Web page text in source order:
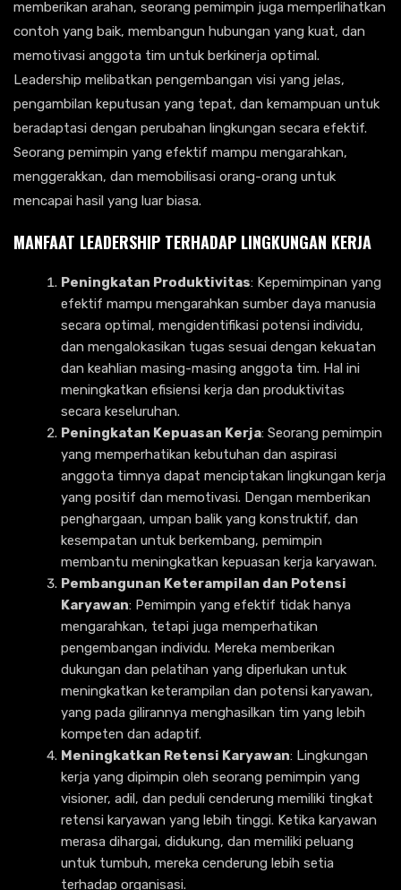
memberikan arahan, seorang pemimpin juga memperlihatkan
contoh yang baik, membangun hubungan yang kuat, dan
memotivasi anggota tim untuk berkinerja optimal.
Leadership melibatkan pengembangan visi yang jelas,
pengambilan keputusan yang tepat, dan kemampuan untuk
beradaptasi dengan perubahan lingkungan secara efektif.
Seorang pemimpin yang efektif mampu mengarahkan,
menggerakkan, dan memobilisasi orang-orang untuk
mencapai hasil yang luar biasa.
MANFAAT LEADERSHIP TERHADAP LINGKUNGAN KERJA
Peningkatan Produktivitas: Kepemimpinan yang
efektif mampu mengarahkan sumber daya manusia
secara optimal, mengidentifikasi potensi individu,
dan mengalokasikan tugas sesuai dengan kekuatan
dan keahlian masing-masing anggota tim. Hal ini
meningkatkan efisiensi kerja dan produktivitas
secara keseluruhan.
Peningkatan Kepuasan Kerja: Seorang pemimpin
yang memperhatikan kebutuhan dan aspirasi
anggota timnya dapat menciptakan lingkungan kerja
yang positif dan memotivasi. Dengan memberikan
penghargaan, umpan balik yang konstruktif, dan
kesempatan untuk berkembang, pemimpin
membantu meningkatkan kepuasan kerja karyawan.
Pembangunan Keterampilan dan Potensi
Karyawan: Pemimpin yang efektif tidak hanya
mengarahkan, tetapi juga memperhatikan
pengembangan individu. Mereka memberikan
dukungan dan pelatihan yang diperlukan untuk
meningkatkan keterampilan dan potensi karyawan,
yang pada gilirannya menghasilkan tim yang lebih
kompeten dan adaptif.
Meningkatkan Retensi Karyawan: Lingkungan
kerja yang dipimpin oleh seorang pemimpin yang
visioner, adil, dan peduli cenderung memiliki tingkat
retensi karyawan yang lebih tinggi. Ketika karyawan
merasa dihargai, didukung, dan memiliki peluang
untuk tumbuh, mereka cenderung lebih setia
terhadap organisasi.